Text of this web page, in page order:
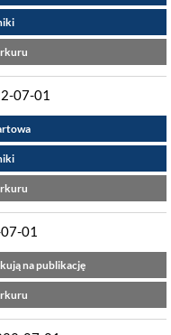
07-01
01
na publikację